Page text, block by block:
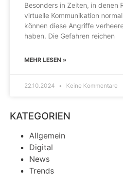
Besonders in Zeiten, in denen
virtuelle Kommunikation
können diese Angriffe
haben. Die Gefahren reichen
MEHR LESEN »
22.10.2024 Keine Kommentare
KATEGORIEN
Allgemein
Digital
News
Trends